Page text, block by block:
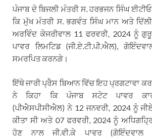
ਪੰਜਾਬ ਦੇ ਬਿਜਲੀ ਮੰਤਰੀ ਸ. ਹਰਭਜਨ ਸਿੰਘ
ਕਿ ਮੁੱਖ ਮੰਤਰੀ ਸ. ਭਗਵੰਤ ਸਿੰਘ ਮਾਨ ਅਤੇ
ਅਰਵਿੰਦ ਕੇਜਰੀਵਾਲ 11 ਫਰਵਰੀ, 2024 ਨੂੰ
ਪਾਵਰ ਲਿਮਟਿਡ (ਜੀ.ਏ.ਟੀ.ਪੀ.ਐਲ),
ਸਮਰਪਿਤ ਕਰਨਗੇ।
ਇੱਥੇ ਜਾਰੀ ਪ੍ਰੈਸ ਬਿਆਨ ਵਿੱਚ ਇਹ ਪ੍ਰਗਟਾਵਾ
ਨੇ ਕਿਹਾ ਕਿ ਪੰਜਾਬ ਸਟੇਟ ਪਾਵਰ
(ਪੀਐਸਪੀਸੀਐਲ) ਨੇ 12 ਜਨਵਰੀ, 2024 ਨੂੰ
ਕੀਤਾ ਸੀ ਅਤੇ 07 ਫਰਵਰੀ, 2024 ਨੂੰ
ਹੋਣ ਨਾਲ ਜੀ.ਵੀ.ਕੇ ਪਾਵਰ (ਗੋਇੰਦਵਾਲ